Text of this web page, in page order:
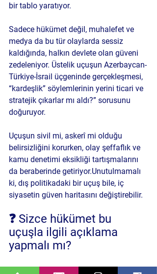
bir tablo yaratıyor.
Sadece hükümet değil, muhalefet ve
medya da bu tür olaylarda sessiz
kaldığında, halkın devlete olan güveni
zedeleniyor. Üstelik uçuşun Azerbaycan-
Türkiye-İsrail üçgeninde gerçekleşmesi,
“kardeşlik” söylemlerinin yerini ticari ve
stratejik çıkarlar mı aldı?” sorusunu
doğuruyor.
Uçuşun sivil mi, askerî mi olduğu
belirsizliğini korurken, olay şeffaflık ve
kamu denetimi eksikliği tartışmalarını
da beraberinde getiriyor.Unutulmamalı
ki, dış politikadaki bir uçuş bile, iç
siyasetin güven haritasını değiştirebilir.
❓ Sizce hükümet bu
uçuşla ilgili açıklama
yapmalı mı?
Bu tür sevkiyatların kamuoyundan